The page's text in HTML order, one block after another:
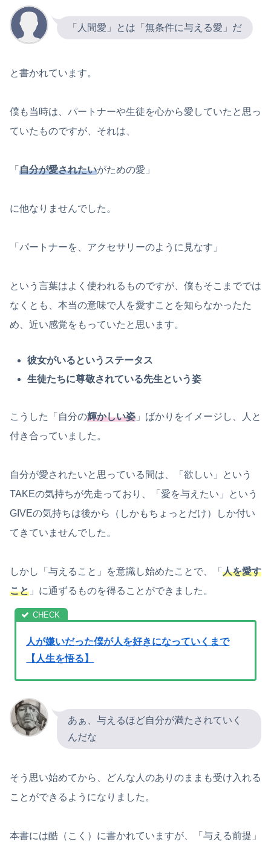
「人間愛」とは「無条件に与える愛」だ
と書かれています。
僕も当時は、パートナーや生徒を心から愛していたと思っ
ていたものですが、それは、
「 自分が愛されたいがための愛」
に他なりませんでした。
「パートナーを、アクセサリーのように見なす」
という言葉はよく使われるものですが、僕もそこまででは
なくとも、本当の意味で人を愛すことを知らなかったた
め、近い感覚をもっていたと思います。
彼女がいるというステータス
生徒たちに尊敬されている先生という姿
こうした「自分の輝かしい姿 」ばかりをイメージし、人と
付き合っていました。
自分が愛されたいと思っている間は、「欲しい」という
TAKEの気持ちが先走っており、「愛を与えたい」という
GIVEの気持ちは後から（しかもちょっとだけ）しか付い
てきていませんでした。
しかし「与えること」を意識し始めたことで、「 人を愛す
こと 」に通ずるものを得ることができました。
人が嫌いだった僕が人を好きになっていくまで
【人生を悟る】
あぁ、与えるほど自分が満たされていく
んだな
そう思い始めてから、どんな人のありのままも受け入れる
ことができるようになりました。
本書には酷（こく）に書かれていますが、「与える前提」